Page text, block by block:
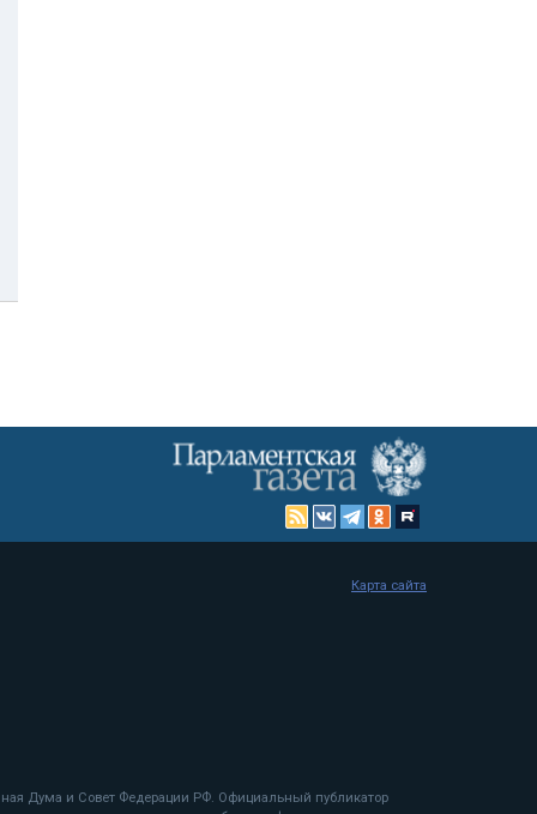
Дума и Совет Федерации РФ. Официальный публикатор
Карта сайта